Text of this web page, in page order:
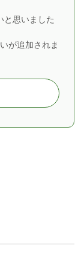
と思いました
が追加されま